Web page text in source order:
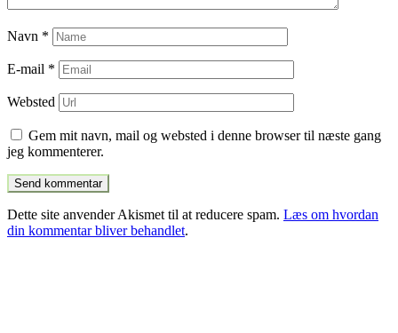
Navn *
E-mail *
Websted
Gem mit navn, mail og websted i denne browser til næste gang
jeg kommenterer.
Dette site anvender Akismet til at reducere spam. Læs om hvordan
din kommentar bliver behandlet.